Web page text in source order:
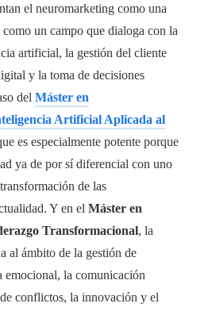
el neuromarketing como una
un campo que dialoga con la
artificial, la gestión del cliente
y la toma de decisiones
del Máster en
Artificial Aplicada al
es especialmente potente porque
ya de por sí diferencial con uno
de las
Y en el Máster en
Transformacional, la
al ámbito de la gestión de
emocional, la comunicación
conflictos, la innovación y el